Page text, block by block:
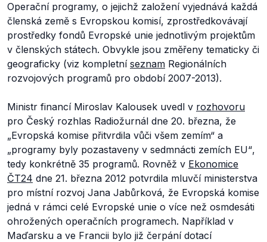
Operační programy, o jejichž založení vyjednává každá
členská země s Evropskou komisí, zprostředkovávají
prostředky fondů Evropské unie jednotlivým projektům
v členských státech. Obvykle jsou změřeny tematicky či
geograficky (viz kompletní seznam Regionálních
rozvojových programů pro období 2007-2013).
Ministr financí Miroslav Kalousek uvedl v rozhovoru
pro Český rozhlas Radiožurnál dne 20. března, že
„Evropská komise přitvrdila vůči všem zemím“ a
„programy byly pozastaveny v sedmnácti zemích EU“,
tedy konkrétně 35 programů. Rovněž v Ekonomice
ČT24 dne 21. března 2012 potvrdila mluvčí ministerstva
pro místní rozvoj Jana Jabůrková, že Evropská komise
jedná v rámci celé Evropské unie o více než osmdesáti
ohrožených operačních programech. Například v
Maďarsku a ve Francii bylo již čerpání dotací